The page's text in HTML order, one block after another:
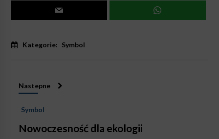
Kategorie: Symbol
Nastepne
Symbol
Nowoczesność dla ekologii